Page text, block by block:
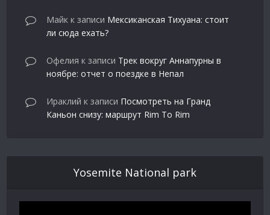
Майк к записи Мексиканская Тихуана: стоит
ли сюда ехать?
Офелия к записи Трек вокруг Аннапурны в
ноябре: отчет о поездке в Непал
Ираклий к записи Посмотреть на Гранд
Каньон снизу: маршрут Rim To Rim
Yosemite National park